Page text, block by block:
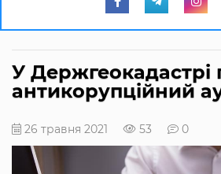
У Держгеокадастрі
антикорупційний
26 травня 2021 53 0